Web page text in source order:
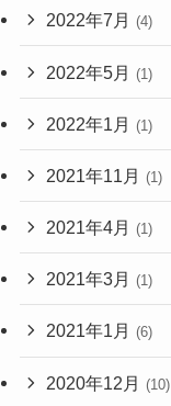
2022年7月 (4)
2022年5月 (1)
2022年1月 (1)
2021年11月 (1)
2021年4月 (1)
2021年3月 (1)
2021年1月 (6)
2020年12月 (10)